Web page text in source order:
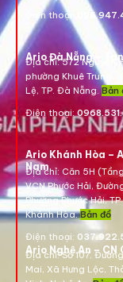
Điện thoại:
Ario Đà Nẵng –
Địa chỉ: 572 Nguyễn
phường Khuê Trung,
Lệ, TP. Đà Nẵng.Bản
Điện thoại:
Ario Khánh Hòa –
Nam
Địa chỉ: Căn 5H
VCN Phước Hải,
Phường Phước Hải,
Khánh Hòa.Bản đồ
Điện thoại:
Ario Nghệ An – CN
Địa chỉ:Số 107,
Mai, Xã Hưng Lộc,